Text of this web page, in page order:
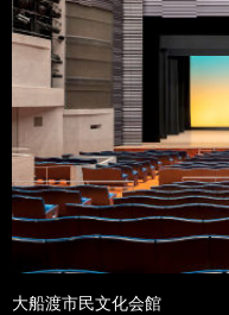
大船渡市民文化会館